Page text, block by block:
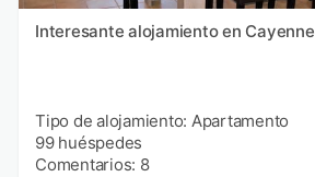
Interesante alojamiento en Cayenne
Tipo de alojamiento: Apartamento
99 huéspedes
Comentarios: 8